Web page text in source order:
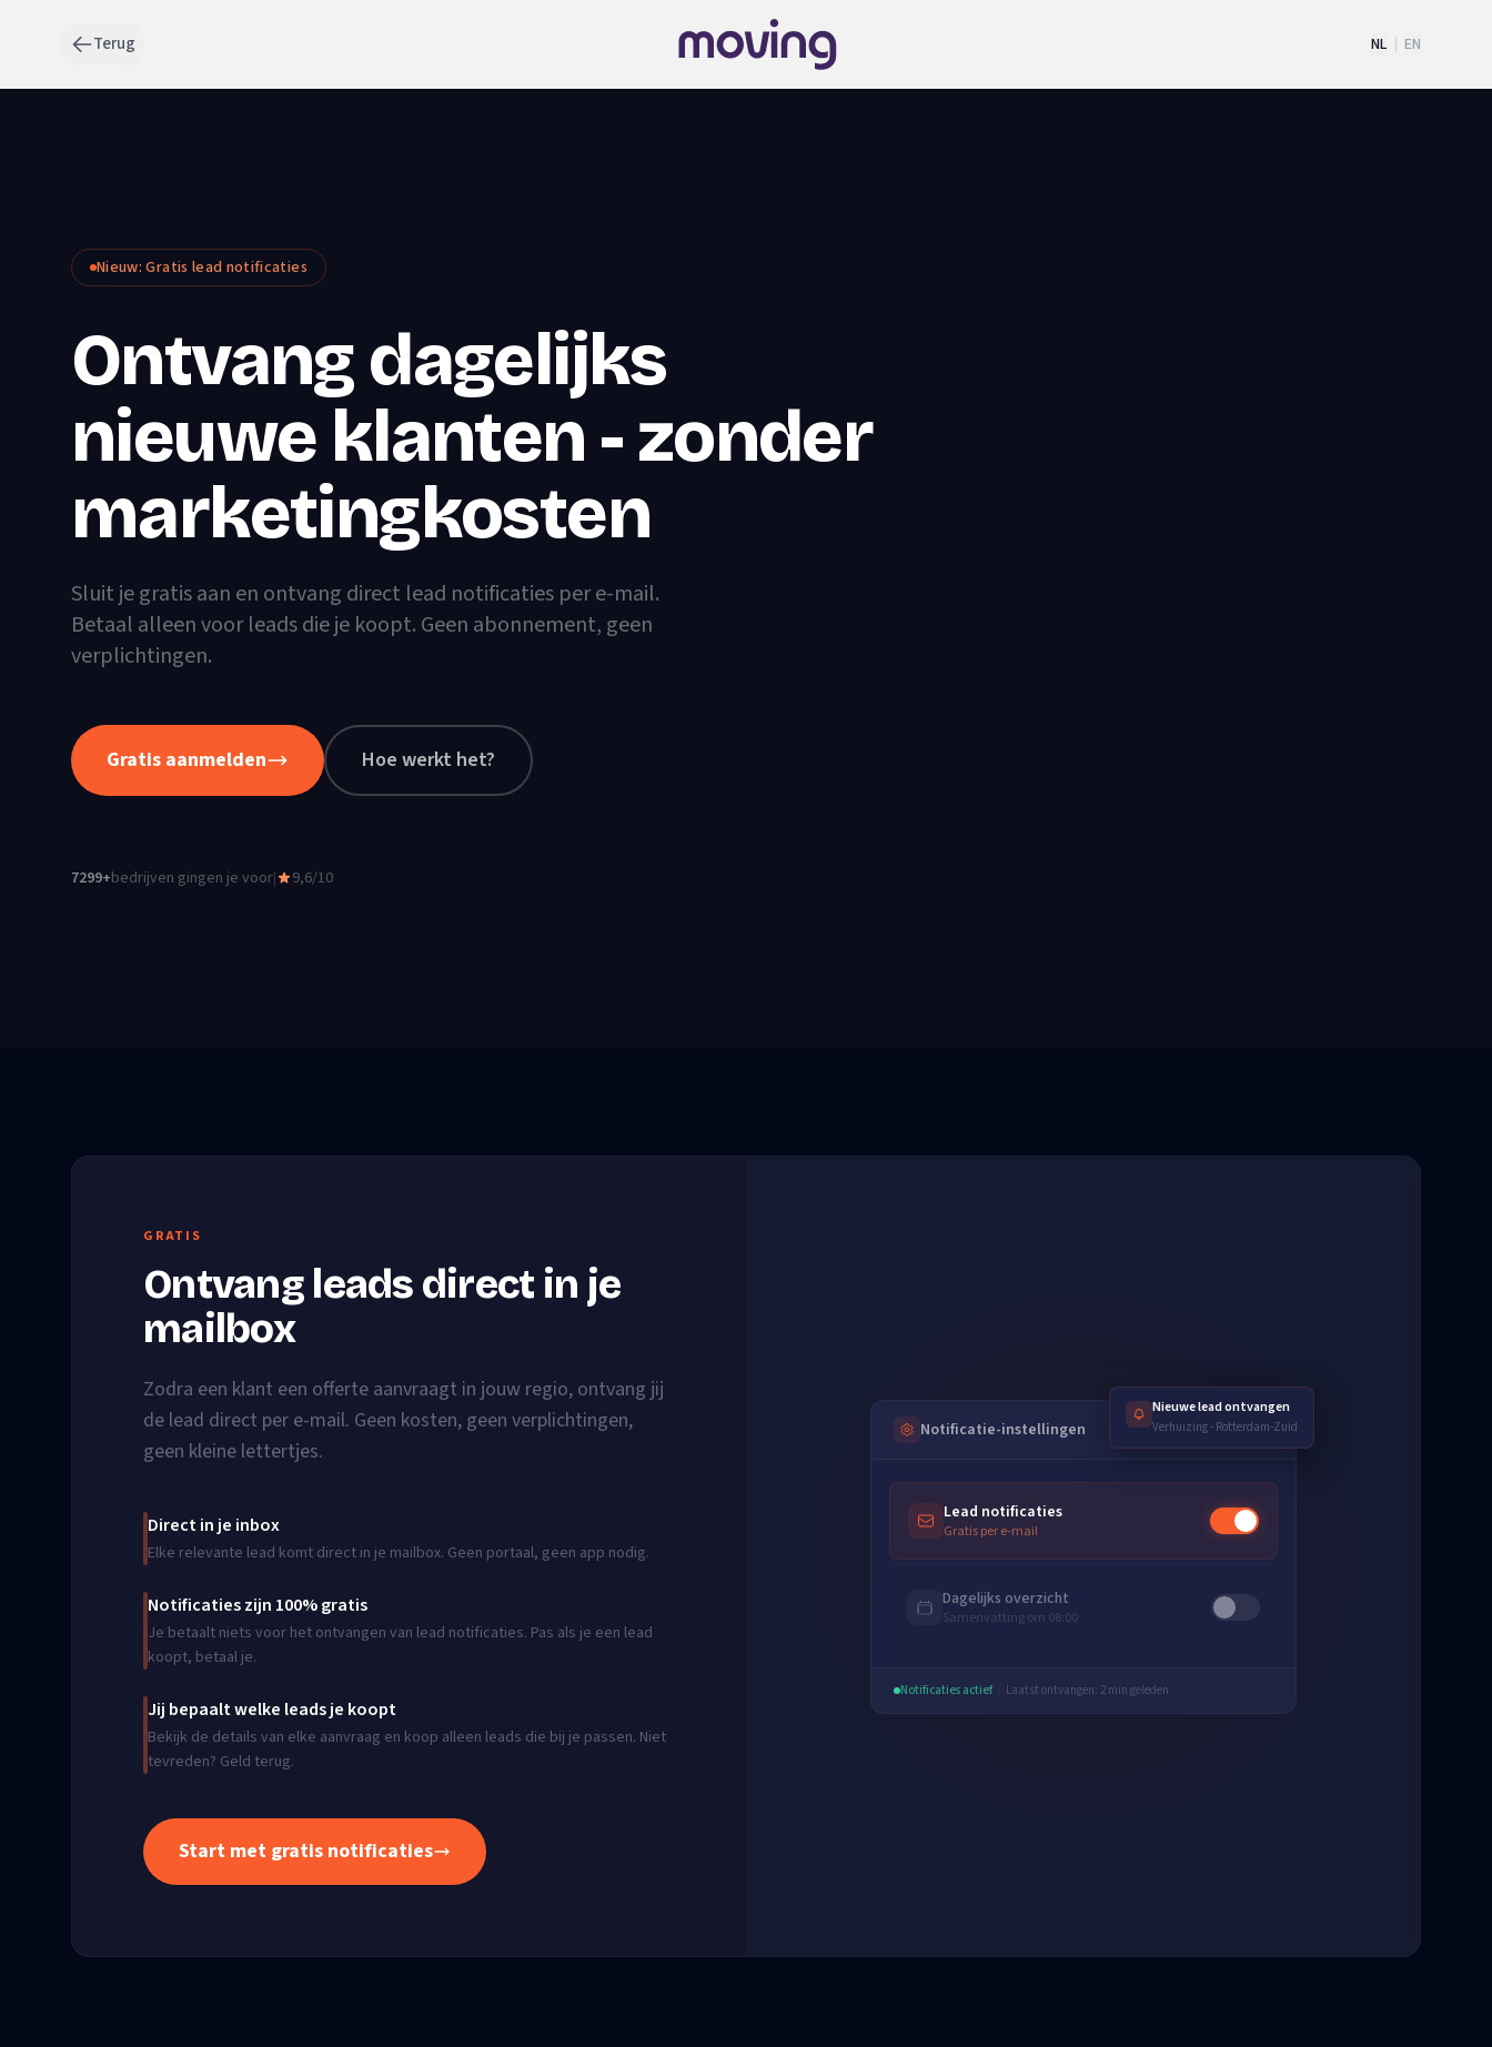
Terug NL EN
Nieuw: Gratis lead notificaties
Ontvang dagelijks
nieuwe klanten - zonder
marketingkosten
Sluit je gratis aan en ontvang direct lead notificaties per e-mail.
Betaal alleen voor leads die je koopt. Geen abonnement, geen
verplichtingen.
Gratis aanmelden Hoe werkt het?
7299+bedrijven gingen je voor| 9,6/10
GRATIS
Ontvang leads direct in je
mailbox
Zodra een klant een offerte aanvraagt in jouw regio, ontvang jij
de lead direct per e-mail. Geen kosten, geen verplichtingen,
geen kleine lettertjes.
Direct in je inbox
Elke relevante lead komt direct in je mailbox. Geen portaal, geen app nodig.
Notificaties zijn 100% gratis
Je betaalt niets voor het ontvangen van lead notificaties. Pas als je een lead
koopt, betaal je.
Jij bepaalt welke leads je koopt
Bekijk de details van elke aanvraag en koop alleen leads die bij je passen. Niet
tevreden? Geld terug.
Start met gratis notificaties
Notificatie-instellingen
Lead notificaties
Gratis per e-mail
Dagelijks overzicht
Samenvatting om 08:00
Notificaties actief Laatst ontvangen: 2 min geleden
Nieuwe lead ontvangen
Verhuizing- Rotterdam-Zuid